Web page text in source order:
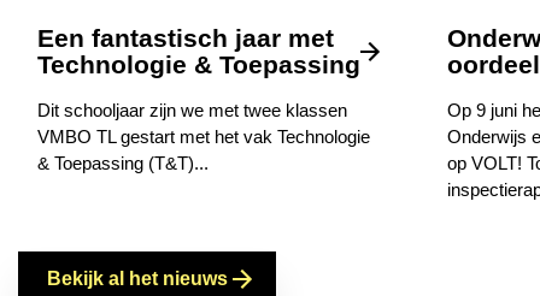
Een fantastisch jaar met
Technologie & Toepassing
Dit schooljaar zijn we met twee klassen
VMBO TL gestart met het vak Technologie
& Toepassing (T&T)...
Op 9 juni
Onderwijs
op VOLT!
Bekijk al het nieuws